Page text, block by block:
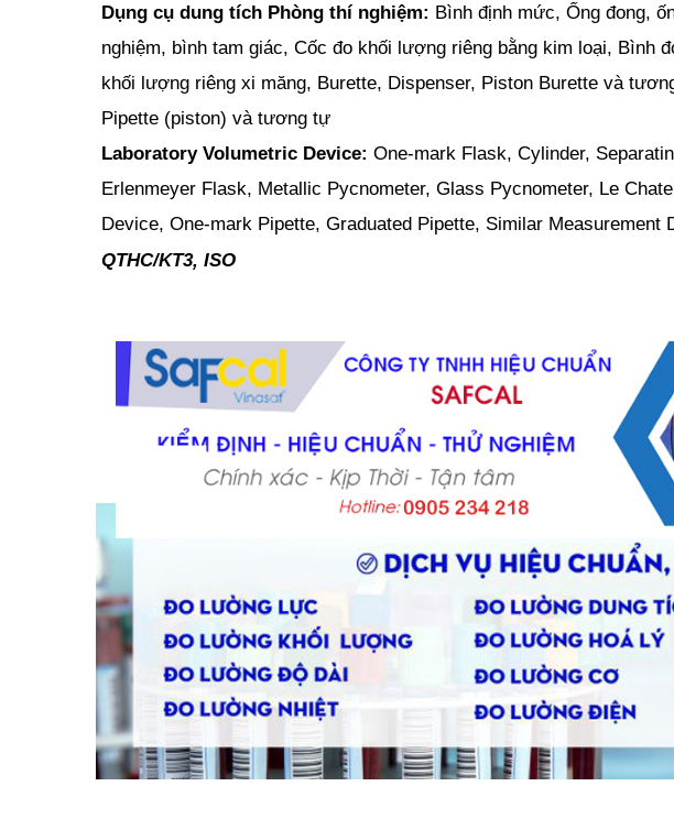
Dụng cụ dung tích Phòng thí nghiệm: Bình định mức, Ống đong,
nghiệm, bình tam giác, Cốc đo khối lượng riêng bằng kim loại, Bình
khối lượng riêng xi măng, Burette, Dispenser, Piston Burette và
Pipette (piston) và tương tự
Laboratory Volumetric Device: One-mark Flask, Cylinder,
Erlenmeyer Flask, Metallic Pycnometer, Glass Pycnometer, Le
Device, One-mark Pipette, Graduated Pipette, Similar Measurement
QTHC/KT3, ISO